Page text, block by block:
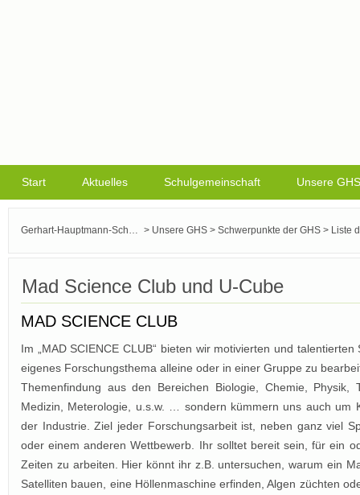
Start Aktuelles Schulgemeinschaft Unsere GHS
Gerhart-Hauptmann-Schule Griesheim > Unsere GHS > Schwerpunkte der GHS > Liste
Mad Science Club und U-Cube
MAD SCIENCE CLUB
Im „MAD SCIENCE CLUB“ bieten wir motivierten und
eigenes Forschungsthema alleine oder in einer Gruppe zu
Themenfindung aus den Bereichen Biologie, Chemie, Physik,
Medizin, Meterologie, u.s.w. … sondern kümmern uns auch
der Industrie. Ziel jeder Forschungsarbeit ist, neben ganz viel
oder einem anderen Wettbewerb. Ihr solltet bereit sein, für ein
Zeiten zu arbeiten. Hier könnt ihr z.B. untersuchen, warum ein
Satelliten bauen, eine Höllenmaschine erfinden, Algen züchten